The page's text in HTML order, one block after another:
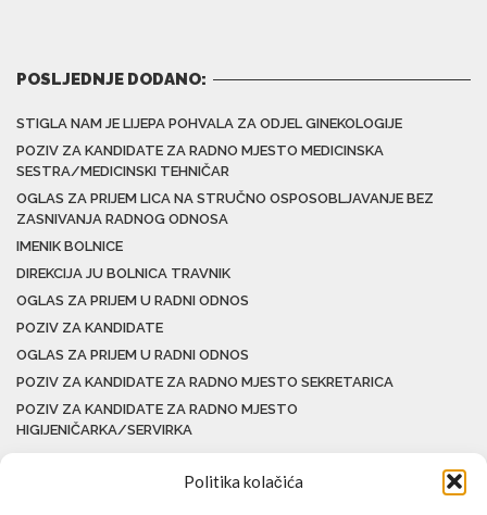
Politika kolačića
POSLJEDNJE DODANO:
STIGLA NAM JE LIJEPA POHVALA ZA ODJEL GINEKOLOGIJE
POZIV ZA KANDIDATE ZA RADNO MJESTO MEDICINSKA
SESTRA/MEDICINSKI TEHNIČAR
OGLAS ZA PRIJEM LICA NA STRUČNO OSPOSOBLJAVANJE BEZ
ZASNIVANJA RADNOG ODNOSA
IMENIK BOLNICE
DIREKCIJA JU BOLNICA TRAVNIK
OGLAS ZA PRIJEM U RADNI ODNOS
POZIV ZA KANDIDATE
OGLAS ZA PRIJEM U RADNI ODNOS
POZIV ZA KANDIDATE ZA RADNO MJESTO SEKRETARICA
POZIV ZA KANDIDATE ZA RADNO MJESTO
HIGIJENIČARKA/SERVIRKA